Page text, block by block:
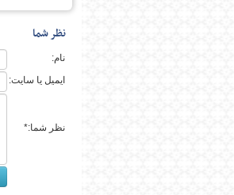
نظر شما
نام:
ایمیل یا سایت:
نظر شما:*